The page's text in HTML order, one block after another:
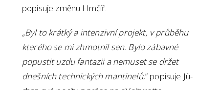
popisuje změnu Hrnčíř.
„Byl to krátký a intenzivní projekt, v průběhu
kterého se mi zhmotnil sen. Bylo zábavné
popustit uzdu fantazii a nemuset se držet
dnešních technických mantinelů,“ popisuje Jü-